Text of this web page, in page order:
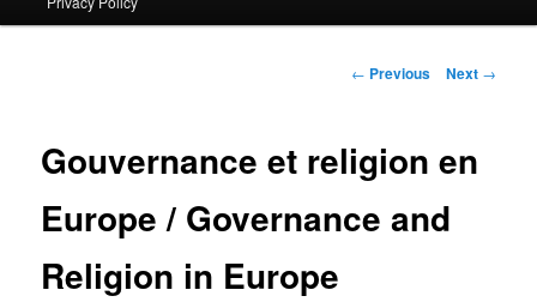
primary
Post
← Previous Next →
Gouvernance et religion en
Europe / Governance and
Religion in Europe